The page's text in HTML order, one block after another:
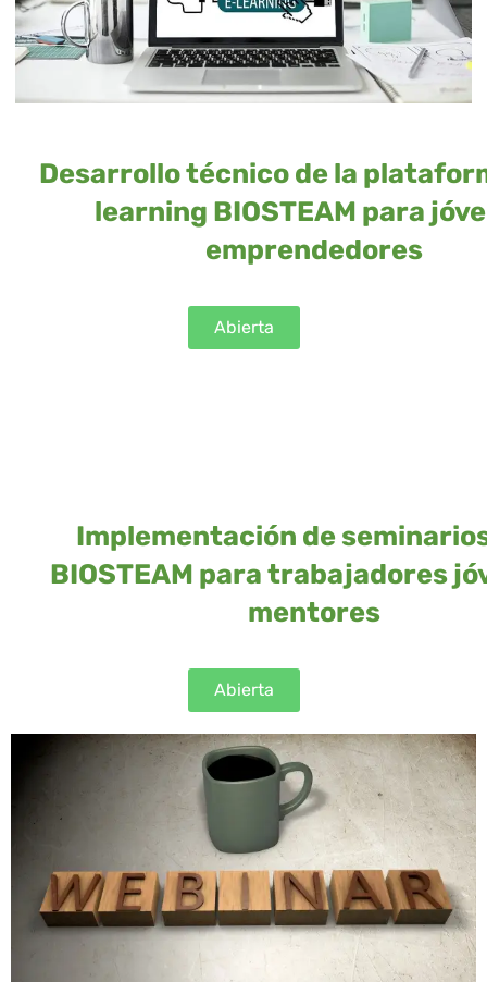
Desarrollo técnico de la
learning BIOSTEAM para
emprendedores
Abierta
Implementación de
BIOSTEAM para trabajadores
mentores
Abierta